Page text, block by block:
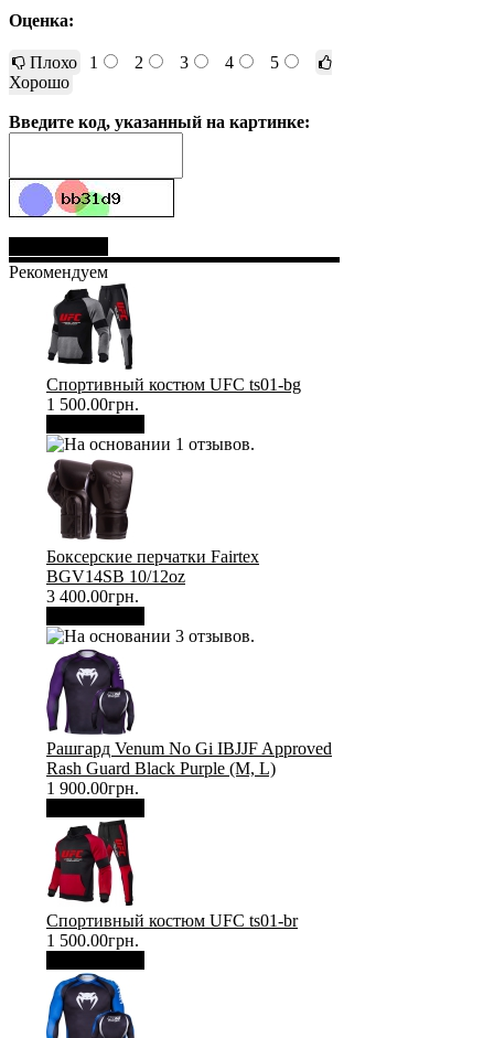
Оценка:
Плохо 1 2 3 4
5
Хорошо
Введите код, указанный на картинке:
Рекомендуем
Спортивный костюм UFC ts01-bg
1 500.00грн.
Боксерские перчатки Fairtex
BGV14SB 10/12oz
3 400.00грн.
Рашгард Venum No Gi IBJJF Approved
Rash Guard Black Purple (М, L)
1 900.00грн.
Спортивный костюм UFC ts01-br
1 500.00грн.